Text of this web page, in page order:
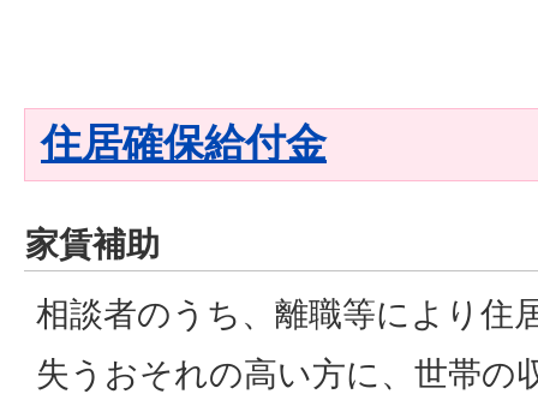
住居確保給付金
家賃補助
相談者のうち、離職等により住
失うおそれの高い方に、世帯の